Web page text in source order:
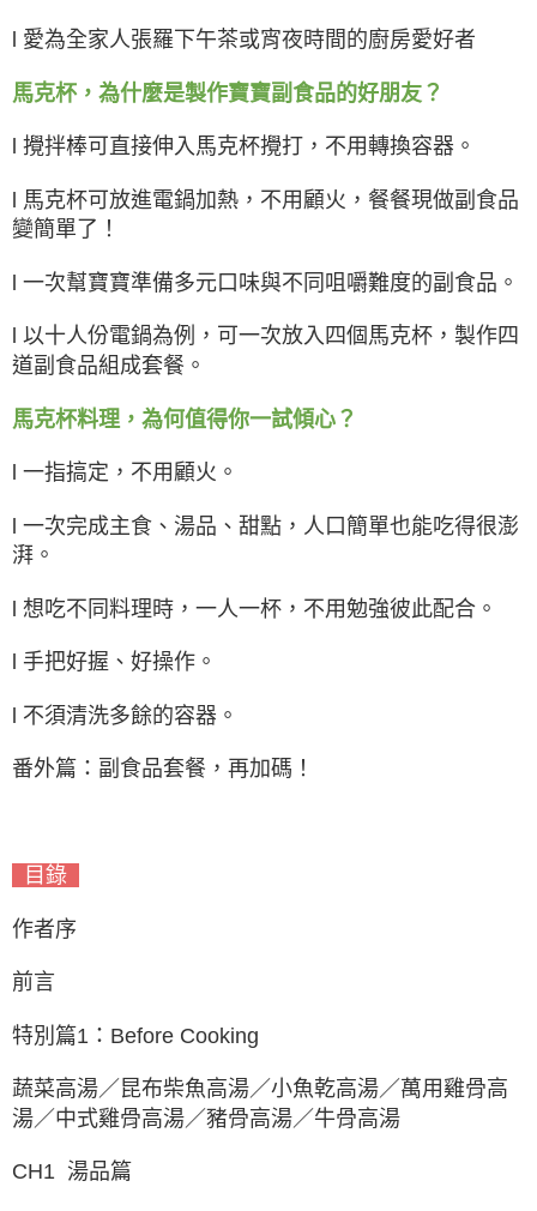
l 愛為全家人張羅下午茶或宵夜時間的廚房愛好者
馬克杯，為什麼是製作寶寶副食品的好朋友？
l 攪拌棒可直接伸入馬克杯攪打，不用轉換容器。
l 馬克杯可放進電鍋加熱，不用顧火，餐餐現做副食品
變簡單了！
l 一次幫寶寶準備多元口味與不同咀嚼難度的副食品。
l 以十人份電鍋為例，可一次放入四個馬克杯，製作四
道副食品組成套餐。
馬克杯料理，為何值得你一試傾心？
l 一指搞定，不用顧火。
l 一次完成主食、湯品、甜點，人口簡單也能吃得很澎
湃。
l 想吃不同料理時，一人一杯，不用勉強彼此配合。
l 手把好握、好操作。
l 不須清洗多餘的容器。
番外篇：副食品套餐，再加碼！
目錄
作者序
前言
特別篇1：Before Cooking
蔬菜高湯／昆布柴魚高湯／小魚乾高湯／萬用雞骨高
湯／中式雞骨高湯／豬骨高湯／牛骨高湯
CH1 湯品篇